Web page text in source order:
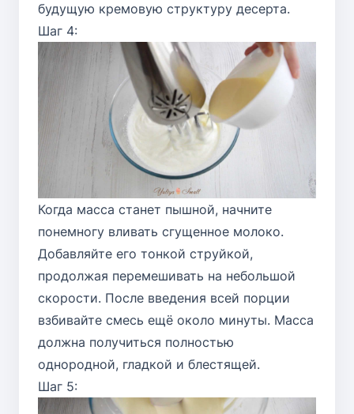
будущую кремовую структуру десерта.
Шаг 4:
Когда масса станет пышной, начните
понемногу вливать сгущенное молоко.
Добавляйте его тонкой струйкой,
продолжая перемешивать на небольшой
скорости. После введения всей порции
взбивайте смесь ещё около минуты. Масса
должна получиться полностью
однородной, гладкой и блестящей.
Шаг 5: